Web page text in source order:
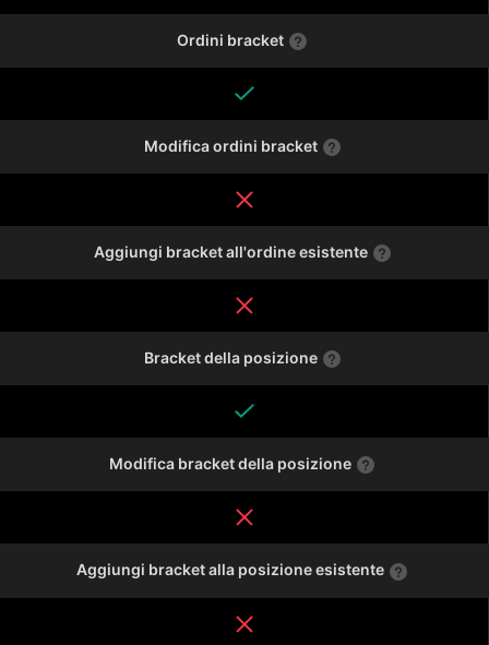
Ordini bracket
Modifica ordini bracket
Aggiungi bracket all'ordine esistente
Bracket della posizione
Modifica bracket della posizione
Aggiungi bracket alla posizione esistente